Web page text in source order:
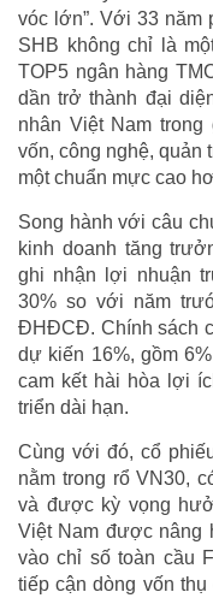
vóc lớn”. Với 33 năm
SHB không chỉ là
TOP5 ngân hàng
dần trở thành đại
nhân Việt Nam
vốn, công nghệ, quản
một chuẩn mực cao
Song hành với câu
kinh doanh tăng
ghi nhận lợi nhuận
30% so với năm
ĐHĐCĐ. Chính sách
dự kiến 16%, gồm
cam kết hài hòa lợi
triển dài hạn.
Cùng với đó, cổ
nằm trong rổ VN30,
và được kỳ vọng
Việt Nam được nâng
vào chỉ số toàn cầu
tiếp cận dòng vốn